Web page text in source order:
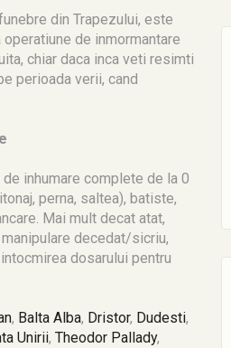
din Trapezului, este
de inmormantare
chiar daca inca veti resimti
perioada verii, cand
inhumare complete de la 0
perna, saltea), batiste,
Mai mult decat atat,
decedat/sicriu,
dosarului pentru
, Balta Alba, Dristor, Dudesti,
Unirii, Theodor Pallady,